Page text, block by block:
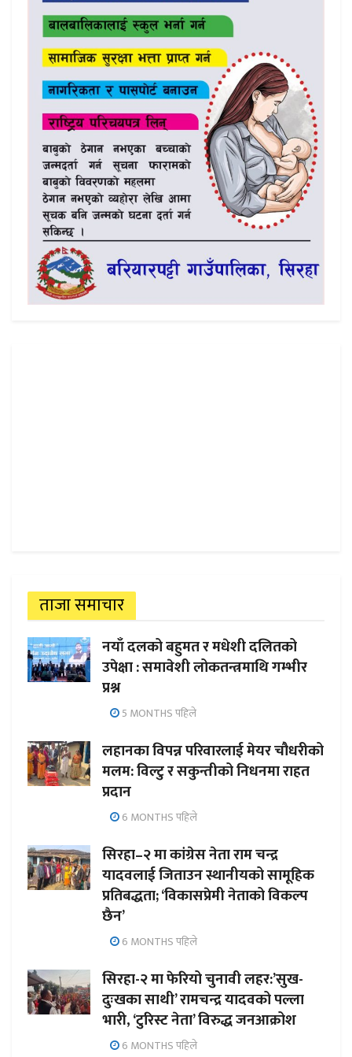
ताजा समाचार
नयाँ दलको बहुमत र मधेशी दलितको
उपेक्षा : समावेशी लोकतन्त्रमाथि गम्भीर
प्रश्न
5 MONTHS पहिले
लहानका विपन्न परिवारलाई मेयर चौधरीको
मलम: विल्टु र सकुन्तीको निधनमा राहत
प्रदान
6 MONTHS पहिले
सिरहा–२ मा कांग्रेस नेता राम चन्द्र
यादवलाई जिताउन स्थानीयको सामूहिक
प्रतिबद्धता; ‘विकासप्रेमी नेताको विकल्प
छैन’
6 MONTHS पहिले
सिरहा-२ मा फेरियो चुनावी लहर:’सुख-
दुःखका साथी’ रामचन्द्र यादवको पल्ला
भारी, ‘टुरिस्ट नेता’ विरुद्ध जनआक्रोश
6 MONTHS पहिले